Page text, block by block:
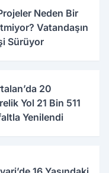
Neden Bir
Vatandaşın
Sürüyor
20
Yol 21 Bin 511
Yenilendi